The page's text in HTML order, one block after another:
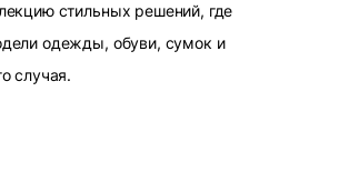
стильных решений, где
одежды, обуви, сумок и
случая.